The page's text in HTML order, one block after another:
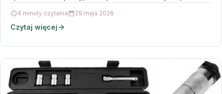
4 minuty czytania 29 maja 2026
Czytaj więcej